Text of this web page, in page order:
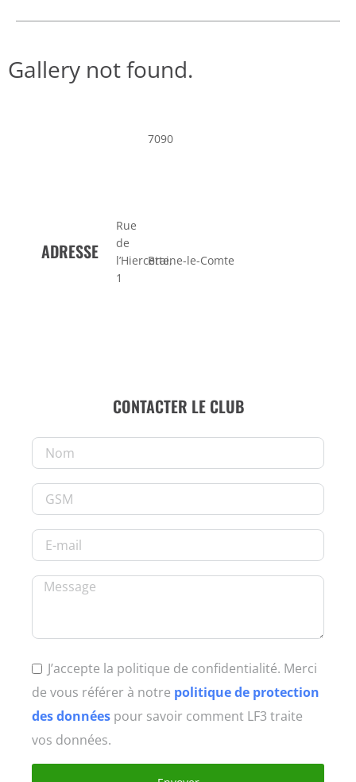
Gallery not found.
CONTACTER LE CLUB
J’accepte la politique de confidentialité. Merci
de vous référer à notre politique de protection
des données pour savoir comment LF3 traite
vos données.
ADRESSE
Rue
de
l’Hiercette,
1
7090
Braine-le-Comte